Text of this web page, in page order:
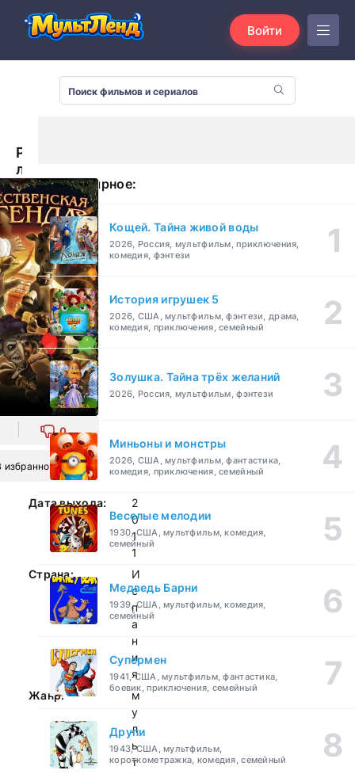
Войти
Рождественская
легенда
(2011)
0
избранное
Дата выхода:
2
0
1
1
Страна:
И
с
п
а
н
и
я
Жанр:
м
у
л
ь
т
Популярное:
Кощей. Тайна живой воды
2026, Россия, мультфильм, приключения,
комедия, фэнтези
История игрушек 5
2026, США, мультфильм, фэнтези, драма,
комедия, приключения, семейный
Золушка. Тайна трёх желаний
2026, Россия, мультфильм, фэнтези
Миньоны и монстры
2026, США, мультфильм, фантастика,
комедия, приключения, семейный
Веселые мелодии
1930, США, мультфильм, комедия,
семейный
Медведь Барни
1939, США, мультфильм, комедия,
семейный
Супермен
1941, США, мультфильм, фантастика,
боевик, приключения, семейный
Друпи
1943, США, мультфильм,
короткометражка, комедия, семейный